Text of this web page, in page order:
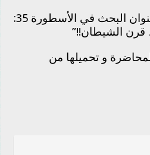
جاء ذلك الكلام ضمن عنوان البحث في الأسطورة 35:
قرن الشيطان!!”
و تحميلها من